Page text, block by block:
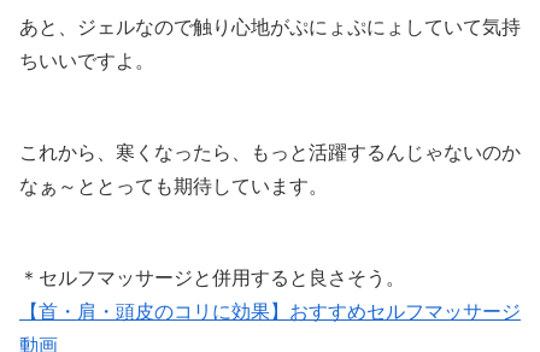
あと、
ジェルなので触り心地がぷにょぷにょしていて気持
ちいいですよ。
これから、寒くなったら、もっと活躍するんじゃないのか
なぁ～ととっても期待しています。
＊セルフマッサージと併用すると良さそう。
【首・肩・頭皮のコリに効果】おすすめセルフマッサージ
動画